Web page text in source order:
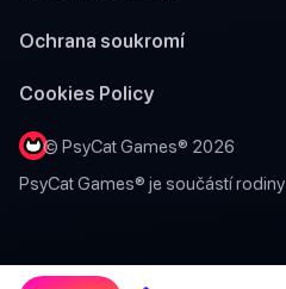
Ochrana soukromí
Cookies Policy
© PsyCat Games® 2026
PsyCat Games® je součástí rodiny